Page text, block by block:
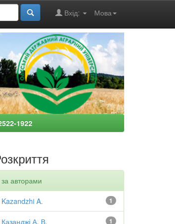
Мова
Вхід:
1922
за авторами
1
Kazandzhi A.
1
Казанджі А. В.